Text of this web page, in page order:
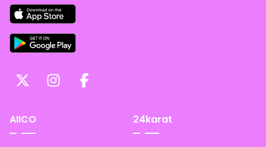
AIICO 24karat